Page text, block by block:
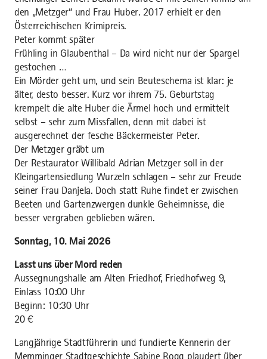
den „Metzger“ und Frau Huber. 2017 erhielt er den
Österreichischen Krimipreis.
Peter kommt später
Frühling in Glaubenthal – Da wird nicht nur der Spargel
gestochen …
Ein Mörder geht um, und sein Beuteschema ist klar: je
älter, desto besser. Kurz vor ihrem 75. Geburtstag
krempelt die alte Huber die Ärmel hoch und ermittelt
selbst – sehr zum Missfallen, denn mit dabei ist
ausgerechnet der fesche Bäckermeister Peter.
Der Metzger gräbt um
Der Restaurator Willibald Adrian Metzger soll in der
Kleingartensiedlung Wurzeln schlagen – sehr zur Freude
seiner Frau Danjela. Doch statt Ruhe findet er zwischen
Beeten und Gartenzwergen dunkle Geheimnisse, die
besser vergraben geblieben wären.
Sonntag, 10. Mai 2026
Lasst uns über Mord reden
Aussegnungshalle am Alten Friedhof, Friedhofweg 9,
Einlass 10:00 Uhr
Beginn: 10:30 Uhr
20 €
Langjährige Stadtführerin und fundierte Kennerin der
Memminger Stadtgeschichte Sabine Rogg plaudert über